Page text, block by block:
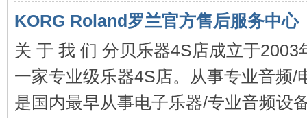
KORG Roland罗兰官方售后服务中心
关 于 我 们 分贝乐器4S店成立于2003
一家专业级乐器4S店。从事专业音频/
是国内最早从事电子乐器/专业音频设